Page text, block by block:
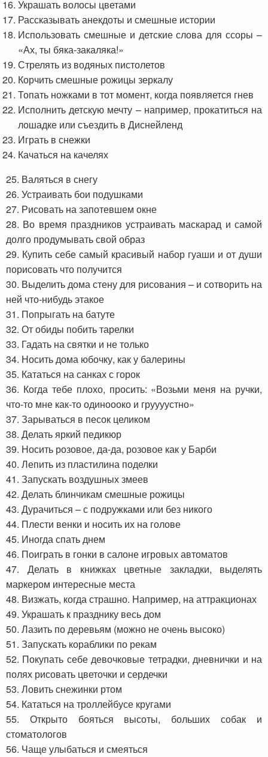
Украшать волосы цветами
Рассказывать анекдоты и смешные истории
Использовать смешные и детские слова для ссоры –
«Ах, ты бяка-закаляка!»
Стрелять из водяных пистолетов
Корчить смешные рожицы зеркалу
Топать ножками в тот момент, когда появляется гнев
Исполнить детскую мечту – например, прокатиться на
лошадке или съездить в Диснейленд
Играть в снежки
Качаться на качелях
25. Валяться в снегу
26. Устраивать бои подушками
27. Рисовать на запотевшем окне
28. Во время праздников устраивать маскарад и самой
долго продумывать свой образ
29. Купить себе самый красивый набор гуаши и от души
порисовать что получится
30. Выделить дома стену для рисования – и сотворить на
ней что-нибудь этакое
31. Попрыгать на батуте
32. От обиды побить тарелки
33. Гадать на святки и не только
34. Носить дома юбочку, как у балерины
35. Кататься на санках с горок
36. Когда тебе плохо, просить: «Возьми меня на ручки,
что-то мне как-то одиноооко и груууустно»
37. Зарываться в песок целиком
38. Делать яркий педикюр
39. Носить розовое, да-да, розовое как у Барби
40. Лепить из пластилина поделки
41. Запускать воздушных змеев
42. Делать блинчикам смешные рожицы
43. Дурачиться – с подружками или без никого
44. Плести венки и носить их на голове
45. Иногда спать днем
46. Поиграть в гонки в салоне игровых автоматов
47. Делать в книжках цветные закладки, выделять
маркером интересные места
48. Визжать, когда страшно. Например, на аттракционах
49. Украшать к празднику весь дом
50. Лазить по деревьям (можно не очень высоко)
51. Запускать кораблики по рекам
52. Покупать себе девочковые тетрадки, дневнички и на
полях рисовать цветочки и сердечки
53. Ловить снежинки ртом
54. Кататься на троллейбусе кругами
55. Открыто бояться высоты, больших собак и
стоматологов
56. Чаще улыбаться и смеяться